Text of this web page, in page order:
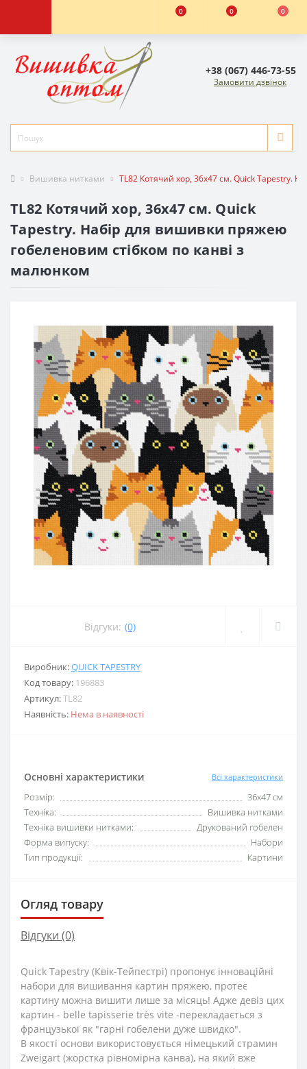
0 0 0
+38 (067) 446-73-55
Замовити дзвінок
Вишивка нитками TL82 Котячий хор, 36х47 см. Quick Tapestry.
TL82 Котячий хор, 36х47 см. Quick
Tapestry. Набір для вишивки пряжею
гобеленовим стібком по канві з
малюнком
Відгуки: (0)
Виробник:QUICK TAPESTRY
Код товару: 196883
Артикул:TL82
Наявність: Нема в наявності
Основні характеристики Всі характеристики
Розмір:
36х47 см
Техніка:
Вишивка нитками
Техніка вишивки нитками:
Друкований гобелен
Форма випуску:
Набори
Тип продукції:
Картини
Огляд товару
Відгуки (0)
Quick Tapestry (Квік-Тейпестрі) пропонує інноваційні
набори для вишивання картин пряжею, протеє
картину можна вишити лише за місяць! Адже девіз цих
картин - belle tapisserie très vite -перекладається з
французької як "гарні гобелени дуже швидко".
В якості основи використовується німецький страмин
Zweigart (жорстка рівномірна канва), на який вже